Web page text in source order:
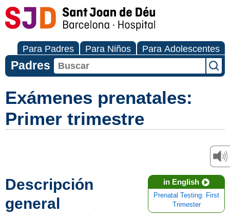
Para Padres Para Niños Para Adolescentes
Padres
Exámenes prenatales:
Primer trimestre
in English
Prenatal Testing: First
Trimester
Descripción
general